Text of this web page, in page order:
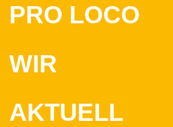
PRO LOCO
WIR
AKTUELL